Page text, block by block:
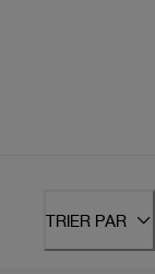
TRIER PAR